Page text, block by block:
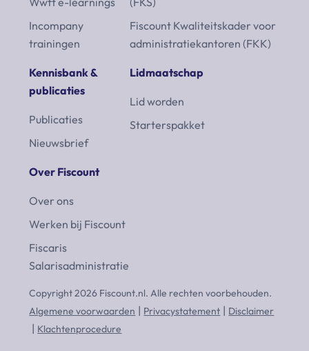
Incompany
trainingen
Fiscount Kwaliteitskader voor
administratiekantoren (FKK)
Kennisbank &
publicaties
Publicaties
Nieuwsbrief
Lidmaatschap
Lid worden
Starterspakket
Over Fiscount
Over ons
Werken bij Fiscount
Fiscaris
Salarisadministratie
Copyright 2026 Fiscount.nl. Alle rechten voorbehouden.
Algemene voorwaarden
Privacystatement
Disclaimer
Klachtenprocedure